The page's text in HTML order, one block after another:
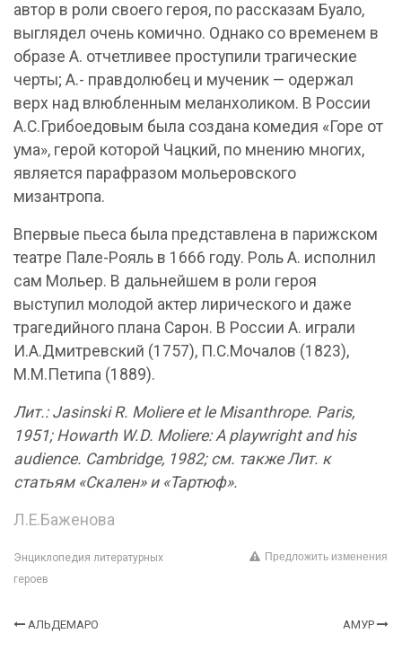
автор в роли своего героя, по рассказам Буало,
выглядел очень комично. Однако со временем в
образе А. отчетливее проступили трагические
черты; А.- правдолюбец и мученик — одержал
верх над влюбленным меланхоликом. В России
А.С.Грибоедовым была создана комедия «Горе от
ума», герой которой Чацкий, по мнению многих,
является парафразом мольеровского
мизантропа.
Впервые пьеса была представлена в парижском
театре Пале-Рояль в 1666 году. Роль А. исполнил
сам Мольер. В дальнейшем в роли героя
выступил молодой актер лирического и даже
трагедийного плана Сарон. В России А. играли
И.А.Дмитревский (1757), П.С.Мочалов (1823),
М.М.Петипа (1889).
Лит.: Jasinski R. Moliere et le Misanthrope. Paris,
1951; Howarth W.D. Moliere: A playwright and his
audience. Cambridge, 1982; см. также Лит. к
статьям «Скален» и «Тартюф».
Л.Е.Баженова
Энциклопедия литературных
героев
Предложить изменения
АЛЬДЕМАРО АМУР